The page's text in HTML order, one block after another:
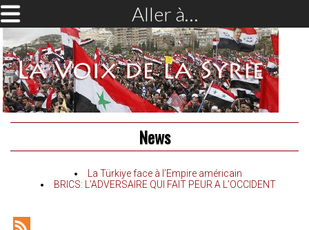
Aller à…
News
La Türkiye face à l’Empire américain
BRICS: L’ADVERSAIRE QUI FAIT PEUR A L’OCCIDENT